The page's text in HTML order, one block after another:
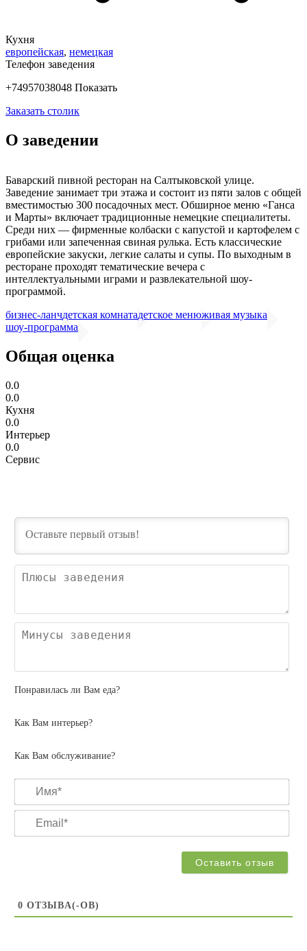
Кухня
европейская, немецкая
Телефон заведения
+74957038048 Показать
Заказать столик
О заведении
Баварский пивной ресторан на Салтыковской улице.
Заведение занимает три этажа и состоит из пяти залов с общей
вместимостью 300 посадочных мест. Обширное меню «Ганса
и Марты» включает традиционные немецкие специалитеты.
Среди них — фирменные колбаски с капустой и картофелем с
грибами или запеченная свиная рулька. Есть классические
европейские закуски, легкие салаты и супы. По выходным в
ресторане проходят тематические вечера с
интеллектуальными играми и развлекательной шоу-
программой.
бизнес-ланчдетская комнатадетское менюживая музыка
шоу-программа
Общая оценка
0.0
0.0
Кухня
0.0
Интерьер
0.0
Сервис
Понравилась ли Вам еда?
Как Вам интерьер?
Как Вам обслуживание?
0 ОТЗЫВA(-ОВ)